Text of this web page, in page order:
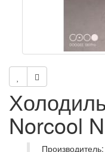
Norcool
Производитель: